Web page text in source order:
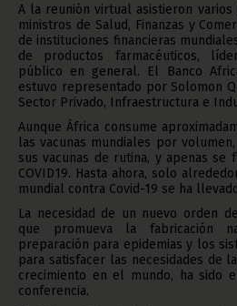
A la reunión virtual asistieron varios
ministros de Salud, Finanzas y
de instituciones financieras
de productos farmacéuticos,
público en general. El Banco
estuvo representado por Solomon
Sector Privado, Infraestructura e
Aunque África consume
las vacunas mundiales por
sus vacunas de rutina, y apenas se
COVID19. Hasta ahora, solo
mundial contra Covid-19 se ha
La necesidad de un nuevo orden
que promueva la fabricación
preparación para epidemias y los
para satisfacer las necesidades de
crecimiento en el mundo, ha sido
conferencia.